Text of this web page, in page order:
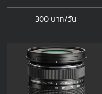
300 บาท/วัน